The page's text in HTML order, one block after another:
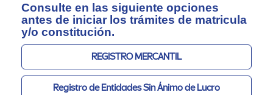
Consulte en las siguiente opciones
antes de iniciar los trámites de matricula
y/o constitución.
REGISTRO MERCANTIL
Registro de Entidades Sin Ánimo de Lucro